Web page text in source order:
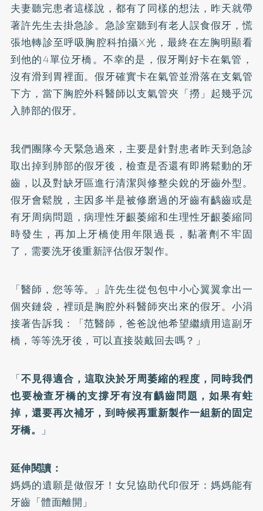
夫妻聽完患者這樣說，都有了同樣的想法，昨天就帶
著許先生去掛急診。急診室聽到有老人誤食假牙，慌
張地轉診至呼吸胸腔科拍攝X光，最終在左胸明顯看
到他的4單位牙橋。不幸的是，假牙剛好卡在氣管，
沒有滑到胃裡面。假牙確實卡在氣管並滑落在支氣管
下方，當下胸腔外科醫師以支氣管夾「撈」起幾乎沉
入肺部的假牙。
我們團隊今天緊急過來，主要是針對患者昨天到急診
取出掉到肺部的假牙後，檢查是否還有即將鬆動的牙
齒，以及對缺牙區進行清潔與修整尖銳的牙齒外型。
假牙會鬆脫，主因多半是被修磨過的牙齒有齲齒或是
有牙周病問題，病理性牙齦萎縮和生理性牙齦萎縮同
時發生，再加上牙橋使用年限過長，黏著劑不牢固
了，需要洗牙後重新評估假牙製作。
「醫師，您等等。」許先生從包包中小心翼翼拿出一
個夾鏈袋，裡頭是胸腔外科醫師夾出來的假牙。小涓
接著告訴我：「范醫師，爸爸說他希望繼續用這副牙
橋，等等洗牙後，可以直接裝戴回去嗎？」
「不見得適合，這取決於牙周萎縮的程度，同時我們
也要檢查牙橋的支撐牙有沒有齲齒問題，如果有蛀
掉，還要再次補牙，到時候再重新製作一組新的固定
牙橋。 」
延伸閱讀：
媽媽的遺願是做假牙！女兒協助代印假牙：媽媽能有
牙齒「體面離開」